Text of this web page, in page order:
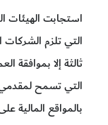
استجابت الهيئات
التي تلزم الشركات
ثالثة إلا بموافقة
التي تسمح لمقدمي
بالمواقع المالية